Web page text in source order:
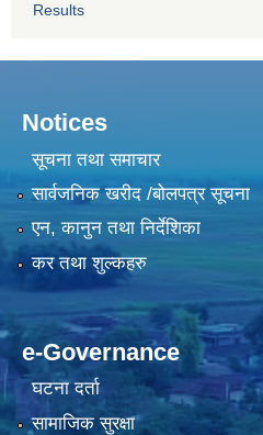
Results
Notices
सूचना तथा समाचार
सार्वजनिक खरीद /बोलपत्र सूचना
एन, कानुन तथा निर्देशिका
कर तथा शुल्कहरु
e-Governance
घटना दर्ता
सामाजिक सुरक्षा